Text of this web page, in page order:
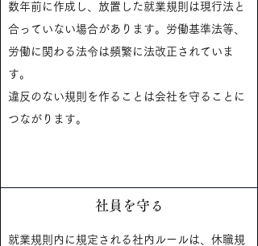
数年前に作成し、放置した就業規則は現行法と
合っていない場合があります。労働基準法等、
労働に関わる法令は頻繁に法改正されていま
す。
違反のない規則を作ることは会社を守ることに
つながります。
社員を守る
就業規則内に規定される社内ルールは、休職規